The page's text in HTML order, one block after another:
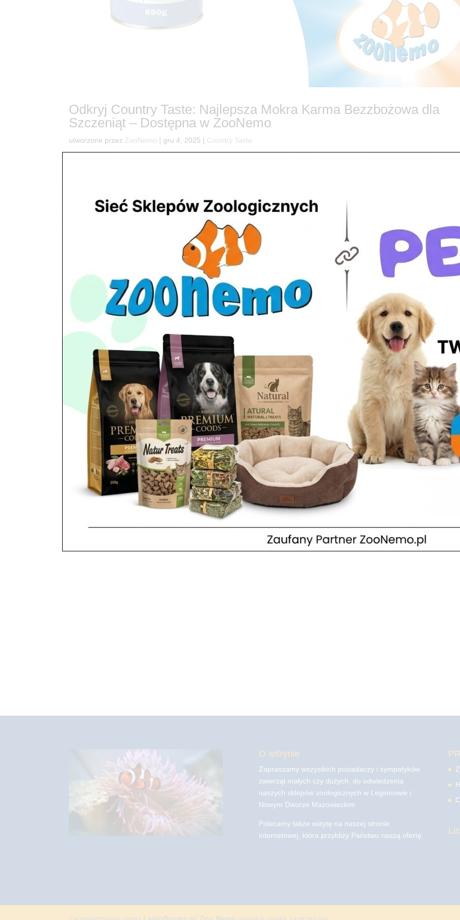
Odkryj Country Taste: Najlepsza Mokra Karma Bezzbożowa dla
Szczeniąt – Dostępna w ZooNemo
utworzone przez ZooNemo | gru 4, 2025 | Country Taste
O witrynie
Zapraszamy wszystkich posiadaczy i sympatyków
zwierząt małych czy dużych, do odwiedzenia
naszych sklepów zoologicznych w Legionowie i
Nowym Dworze Mazowieckim
Polecamy także wizytę na naszej stronie
internetowej, która przybliży Państwu naszą ofertę.